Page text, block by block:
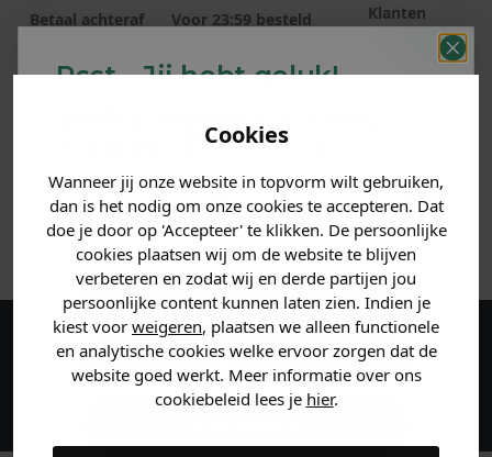
Cookies
Wanneer jij onze website in topvorm wilt gebruiken,
dan is het nodig om onze cookies te accepteren. Dat
doe je door op 'Accepteer' te klikken. De persoonlijke
cookies plaatsen wij om de website te blijven
verbeteren en zodat wij en derde partijen jou
persoonlijke content kunnen laten zien. Indien je
kiest voor weigeren, plaatsen we alleen functionele
en analytische cookies welke ervoor zorgen dat de
website goed werkt. Meer informatie over ons
cookiebeleid lees je hier.
Betaal achteraf
Voor 23:59 besteld
Klanten
beoordelen ons
met een 9,6!
MATERIAAL & WASVOORSCHRIFT
ANDERE BESTELDEN OOK
Maak een account aan en ontvang 5%
korting op je eerste bestelling!
Psst... Jij hebt geluk!
Welke mystery
krijg jij? (Tot-30%
Vertel ons waar je naar op
zoek bent. 👇
Heren kleding
Dames kleding